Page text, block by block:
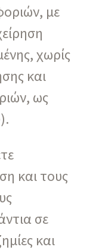
με
χωρίς
και
ως
και τους
σε
και